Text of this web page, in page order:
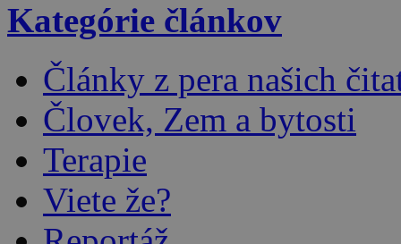
Kategórie článkov
Články z pera našich
Človek, Zem a bytosti
Terapie
Viete že?